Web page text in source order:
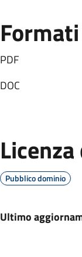
PDF
DOC
Pubblico dominio
Ultimo